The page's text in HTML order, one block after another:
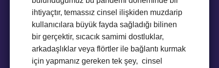
ihtiyaçtır, temassız cinsel ilişkiden muzdarip
kullanıcılara büyük fayda sağladığı bilinen
bir gerçektir, sıcacık samimi dostluklar,
arkadaşlıklar veya flörtler ile bağlantı kurmak
için yapmanız gereken tek şey, cinsel